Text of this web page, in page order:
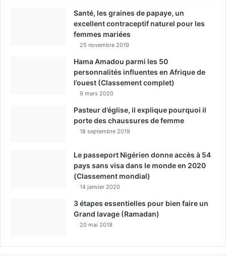
Santé, les graines de papaye, un
excellent contraceptif naturel pour les
femmes mariées
25 novembre 2019
Hama Amadou parmi les 50
personnalités influentes en Afrique de
l’ouest (Classement complet)
9 mars 2020
Pasteur d’église, il explique pourquoi il
porte des chaussures de femme
18 septembre 2019
Le passeport Nigérien donne accès à 54
pays sans visa dans le monde en 2020
(Classement mondial)
14 janvier 2020
3 étapes essentielles pour bien faire un
Grand lavage (Ramadan)
20 mai 2018